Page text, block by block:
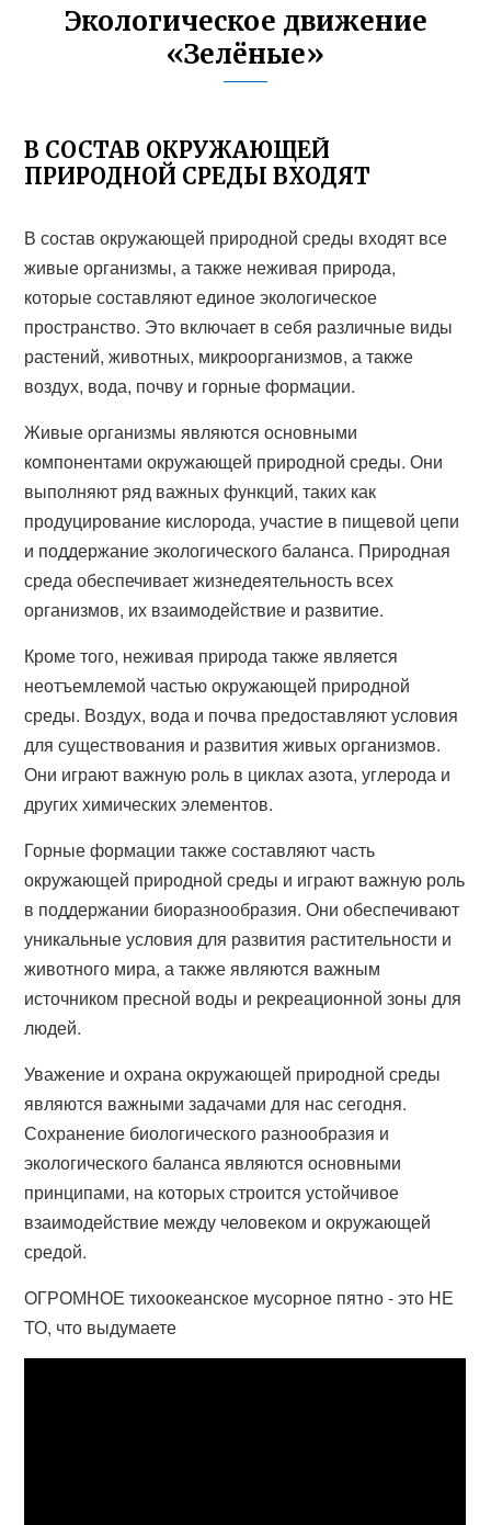
Экологическое движение
«Зелёные»
В СОСТАВ ОКРУЖАЮЩЕЙ
ПРИРОДНОЙ СРЕДЫ ВХОДЯТ
В состав окружающей природной среды входят все
живые организмы, а также неживая природа,
которые составляют единое экологическое
пространство. Это включает в себя различные виды
растений, животных, микроорганизмов, а также
воздух, вода, почву и горные формации.
Живые организмы являются основными
компонентами окружающей природной среды. Они
выполняют ряд важных функций, таких как
продуцирование кислорода, участие в пищевой цепи
и поддержание экологического баланса. Природная
среда обеспечивает жизнедеятельность всех
организмов, их взаимодействие и развитие.
Кроме того, неживая природа также является
неотъемлемой частью окружающей природной
среды. Воздух, вода и почва предоставляют условия
для существования и развития живых организмов.
Они играют важную роль в циклах азота, углерода и
других химических элементов.
Горные формации также составляют часть
окружающей природной среды и играют важную роль
в поддержании биоразнообразия. Они обеспечивают
уникальные условия для развития растительности и
животного мира, а также являются важным
источником пресной воды и рекреационной зоны для
людей.
Уважение и охрана окружающей природной среды
являются важными задачами для нас сегодня.
Сохранение биологического разнообразия и
экологического баланса являются основными
принципами, на которых строится устойчивое
взаимодействие между человеком и окружающей
средой.
ОГРОМНОЕ тихоокеанское мусорное пятно - это НЕ
ТО, что выдумаете